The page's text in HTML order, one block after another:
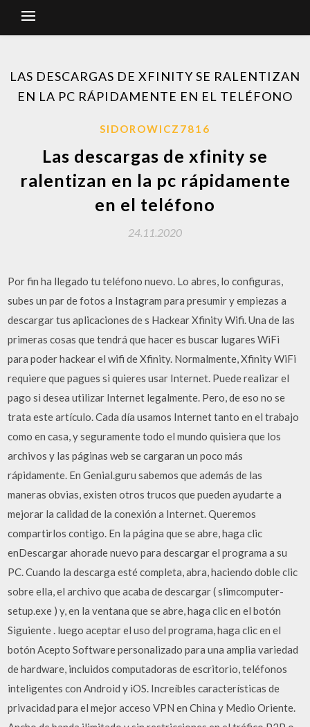
LAS DESCARGAS DE XFINITY SE RALENTIZAN
EN LA PC RÁPIDAMENTE EN EL TELÉFONO
SIDOROWICZ7816
Las descargas de xfinity se
ralentizan en la pc rápidamente
en el teléfono
24.11.2020
Por fin ha llegado tu teléfono nuevo. Lo abres, lo configuras,
subes un par de fotos a Instagram para presumir y empiezas a
descargar tus aplicaciones de s Hackear Xfinity Wifi. Una de las
primeras cosas que tendrá que hacer es buscar lugares WiFi
para poder hackear el wifi de Xfinity. Normalmente, Xfinity WiFi
requiere que pagues si quieres usar Internet. Puede realizar el
pago si desea utilizar Internet legalmente. Pero, de eso no se
trata este artículo. Cada día usamos Internet tanto en el trabajo
como en casa, y seguramente todo el mundo quisiera que los
archivos y las páginas web se cargaran un poco más
rápidamente. En Genial.guru sabemos que además de las
maneras obvias, existen otros trucos que pueden ayudarte a
mejorar la calidad de la conexión a Internet. Queremos
compartirlos contigo. En la página que se abre, haga clic
enDescargar ahorade nuevo para descargar el programa a su
PC. Cuando la descarga esté completa, abra, haciendo doble clic
sobre ella, el archivo que acaba de descargar ( slimcomputer-
setup.exe ) y, en la ventana que se abre, haga clic en el botón
Siguiente . luego aceptar el uso del programa, haga clic en el
botón Acepto Software personalizado para una amplia variedad
de hardware, incluidos computadoras de escritorio, teléfonos
inteligentes con Android y iOS. Increíbles características de
privacidad para el mejor acceso VPN en China y Medio Oriente.